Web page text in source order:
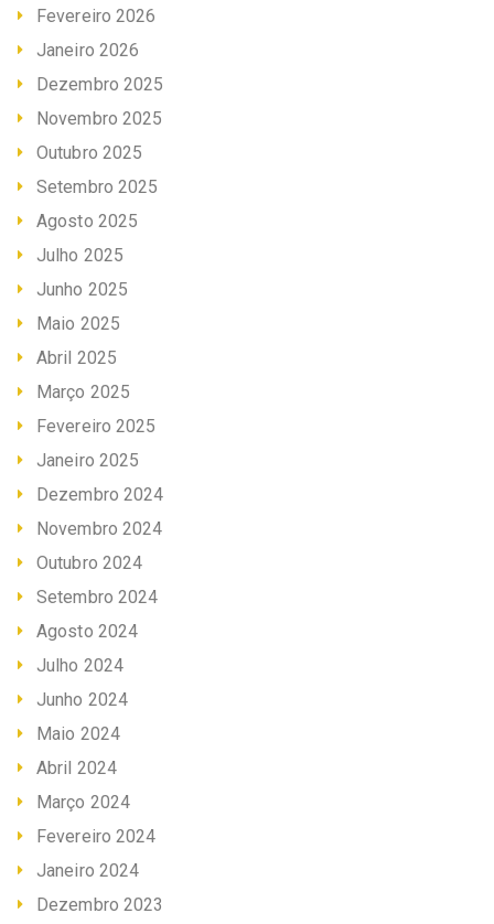
Fevereiro 2026
Janeiro 2026
Dezembro 2025
Novembro 2025
Outubro 2025
Setembro 2025
Agosto 2025
Julho 2025
Junho 2025
Maio 2025
Abril 2025
Março 2025
Fevereiro 2025
Janeiro 2025
Dezembro 2024
Novembro 2024
Outubro 2024
Setembro 2024
Agosto 2024
Julho 2024
Junho 2024
Maio 2024
Abril 2024
Março 2024
Fevereiro 2024
Janeiro 2024
Dezembro 2023